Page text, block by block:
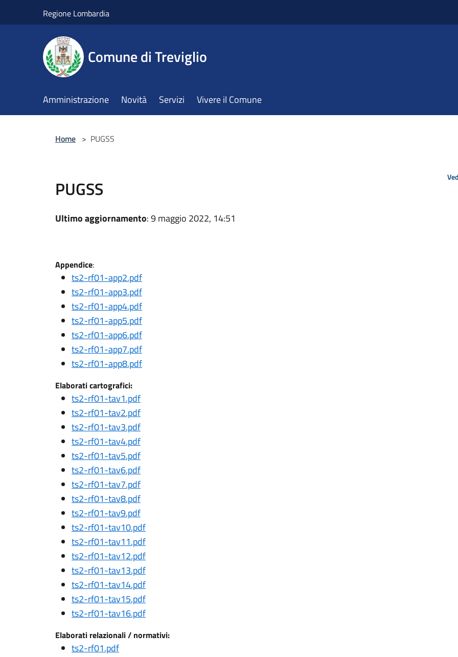
Regione Lombardia
Comune di Treviglio
Amministrazione Novità Servizi Vivere il Comune
Home > PUGSS
PUGSS
Ultimo aggiornamento: 9 maggio 2022, 14:51
Appendice:
ts2-rf01-app2.pdf
ts2-rf01-app3.pdf
ts2-rf01-app4.pdf
ts2-rf01-app5.pdf
ts2-rf01-app6.pdf
ts2-rf01-app7.pdf
ts2-rf01-app8.pdf
Elaborati cartografici:
ts2-rf01-tav1.pdf
ts2-rf01-tav2.pdf
ts2-rf01-tav3.pdf
ts2-rf01-tav4.pdf
ts2-rf01-tav5.pdf
ts2-rf01-tav6.pdf
ts2-rf01-tav7.pdf
ts2-rf01-tav8.pdf
ts2-rf01-tav9.pdf
ts2-rf01-tav10.pdf
ts2-rf01-tav11.pdf
ts2-rf01-tav12.pdf
ts2-rf01-tav13.pdf
ts2-rf01-tav14.pdf
ts2-rf01-tav15.pdf
ts2-rf01-tav16.pdf
Elaborati relazionali / normativi:
ts2-rf01.pdf